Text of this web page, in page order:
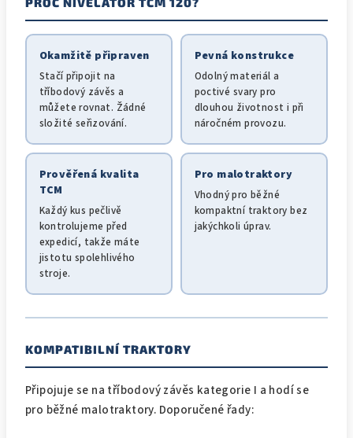
Okamžitě připraven
Stačí připojit na
tříbodový závěs a
můžete rovnat. Žádné
složité seřizování.
Pevná konstrukce
Odolný materiál a
poctivé svary pro
dlouhou životnost i při
náročném provozu.
Prověřená kvalita
TCM
Každý kus pečlivě
kontrolujeme před
expedicí, takže máte
jistotu spolehlivého
stroje.
Pro malotraktory
Vhodný pro běžné
kompaktní traktory bez
jakýchkoli úprav.
KOMPATIBILNÍ TRAKTORY
Připojuje se na tříbodový závěs kategorie I a hodí se
pro běžné malotraktory. Doporučené řady: